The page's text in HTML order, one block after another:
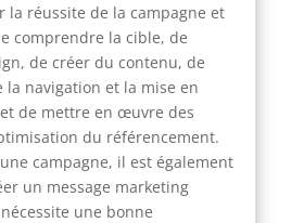
la réussite de la campagne et
comprendre la cible, de
de créer du contenu, de
la navigation et la mise en
de mettre en œuvre des
du référencement.
campagne, il est également
un message marketing
une bonne